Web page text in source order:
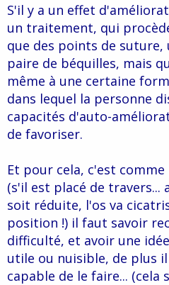
S'il y a un effet
un traitement, qui
que des points de suture,
paire de béquilles, mais
même à une certaine
dans lequel la personne
capacités d'auto-
de favoriser.
Et pour cela, c'est
(s'il est placé de travers...
soit réduite, l'os va
position !) il faut savoir
difficulté, et avoir une
utile ou nuisible, de plus
capable de le faire... (cela